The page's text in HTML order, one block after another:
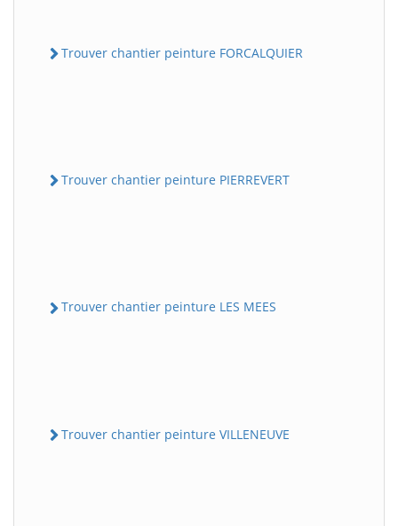
Trouver chantier peinture FORCALQUIER
Trouver chantier peinture PIERREVERT
Trouver chantier peinture LES MEES
Trouver chantier peinture VILLENEUVE